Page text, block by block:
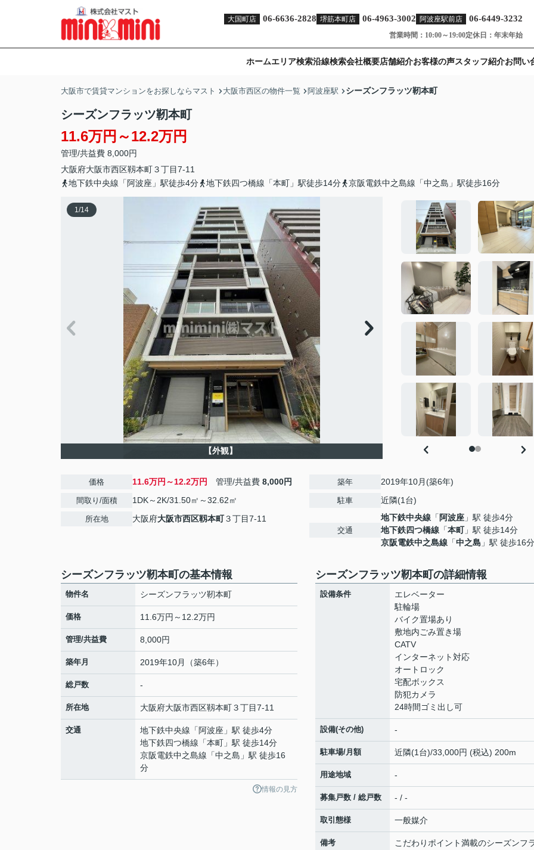
大国町店 06-6636-2828 堺筋本町店 06-4963-3002 阿波座駅前店 06-6449-3232
営業時間：10:00～19:00定休日：年末年始
ホームエリア検索沿線検索会社概要店舗紹介お客様の声スタッフ紹介お問い
大阪市で賃貸マンションをお探しならマスト 大阪市西区の物件一覧 阿波座駅 シーズンフラッツ靭本町
シーズンフラッツ靭本町
11.6万円～12.2万円
管理/共益費 8,000円
大阪府大阪市西区靱本町３丁目7-11
地下鉄中央線「阿波座」駅徒歩4分
地下鉄四つ橋線「本町」駅徒歩14分 京阪電鉄中之島線「中之島」駅徒歩16分
1/14
【外観】
価格 11.6万円～12.2万円 管理/共益費 8,000円
間取り/面積 1DK～2K/31.50㎡～32.62㎡
所在地 大阪府大阪市西区靱本町３丁目7-11
築年 2019年10月(築6年)
駐車 近隣(1台)
交通
地下鉄中央線 「 阿波座 」駅 徒歩4分
地下鉄四つ橋線 「本町」駅 徒歩14分
京阪電鉄中之島線 「中之島 」駅 徒歩16分
シーズンフラッツ靭本町の基本情報
物件名 シーズンフラッツ靭本町
価格 11.6万円～12.2万円
管理/共益費 8,000円
築年月 2019年10月（築6年）
総戸数 -
所在地 大阪府大阪市西区靱本町３丁目7-11
交通 地下鉄中央線 「 阿波座 」駅 徒歩4分
地下鉄四つ橋線 「本町 」駅 徒歩14分
京阪電鉄中之島線 「中之島 」駅 徒歩16
分
情報の見方
シーズンフラッツ靭本町の詳細情報
設備条件
エレベーター
駐輪場
バイク置場あり
敷地内ごみ置き場
CATV
インターネット対応
オートロック
宅配ボックス
防犯カメラ
24時間ゴミ出し可
設備(その他) -
駐車場/月額 近隣(1台)/33,000円 (税込) 200m
用途地域 -
募集戸数 / 総戸数 - / -
取引態様 一般媒介
備考
こだわりポイント満載のシーズンフ